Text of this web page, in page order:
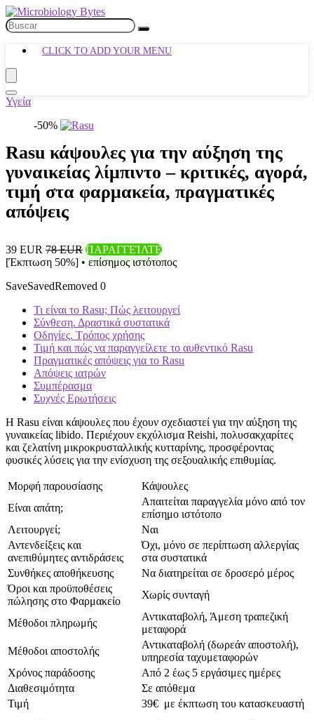
CLICK TO ADD YOUR MENU
Υγεία
-50%
Rasu κάψουλες για την αύξηση της
γυναικείας λίμπιντο – κριτικές, αγορά,
τιμή στα φαρμακεία, πραγματικές
απόψεις
39 EUR 78 EUR ΠΑΡΑΓΓΕΊΛΤΕ
[Έκπτωση 50%] • επίσημος ιστότοπος
SaveSavedRemoved 0
Τι είναι το Rasu; Πώς λειτουργεί
Σύνθεση. Δραστικά συστατικά
Οδηγίες. Τρόπος χρήσης
Τιμή και πώς να παραγγείλετε το αυθεντικό Rasu
Πραγματικές απόψεις για το Rasu
Απόψεις ιατρών
Συμπέρασμα
Συχνές Ερωτήσεις
Η Rasu είναι κάψουλες που έχουν σχεδιαστεί για την αύξηση της
γυναικείας libido. Περιέχουν εκχύλισμα Reishi, πολυσακχαρίτες
και ζελατίνη μικροκρυσταλλικής κυτταρίνης, προσφέροντας
φυσικές λύσεις για την ενίσχυση της σεξουαλικής επιθυμίας.
Μορφή παρουσίασης
Κάψουλες
Είναι απάτη;
Απαιτείται παραγγελία μόνο από τον
επίσημο ιστότοπο
Λειτουργεί;
Ναι
Αντενδείξεις και
ανεπιθύμητες αντιδράσεις
Όχι, μόνο σε περίπτωση αλλεργίας
στα συστατικά
Συνθήκες αποθήκευσης
Να διατηρείται σε δροσερό μέρος
Όροι και προϋποθέσεις
πώλησης στο Φαρμακείο
Χωρίς συνταγή
Μέθοδοι πληρωμής
Αντικαταβολή, Άμεση τραπεζική
μεταφορά
Μέθοδοι αποστολής
Αντικαταβολή (δωρεάν αποστολή),
υπηρεσία ταχυμεταφορών
Χρόνος παράδοσης
Από 2 έως 5 εργάσιμες ημέρες
Διαθεσιμότητα
Σε απόθεμα
Τιμή
39€ με έκπτωση του κατασκευαστή